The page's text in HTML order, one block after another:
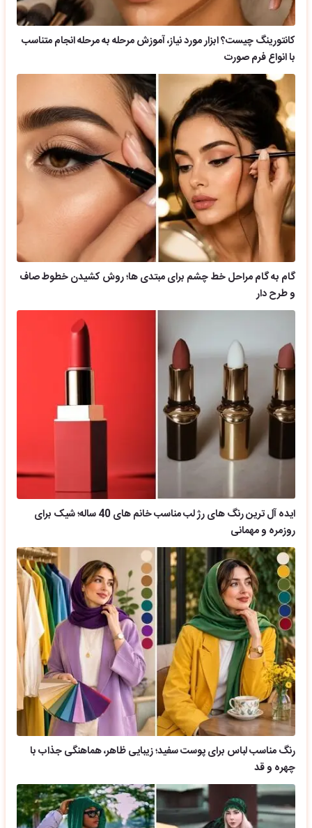
کانتورینگ چیست؟ ابزار مورد نیاز، آموزش مرحله به مرحله انجام متناسب
با انواع فرم صورت
گام به گام مراحل خط چشم برای مبتدی ها؛ روش کشیدن خطوط صاف
و طرح دار
ایده آل ترین رنگ های رژ لب مناسب خانم های 40 ساله؛ شیک برای
روزمره و مهمانی
رنگ مناسب لباس برای پوست سفید؛ زیبایی ظاهر، هماهنگی جذاب با
چهره و قد